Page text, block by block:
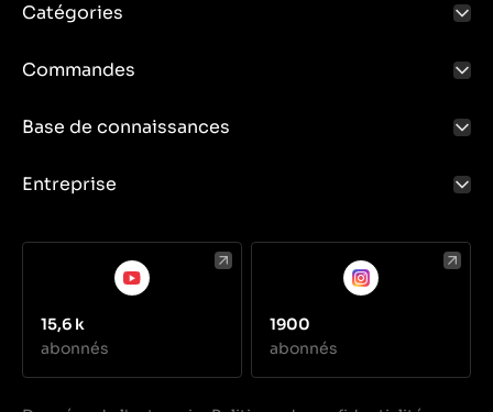
Catégories
Commandes
Base de connaissances
Entreprise
15,6 k
abonnés
1900
abonnés